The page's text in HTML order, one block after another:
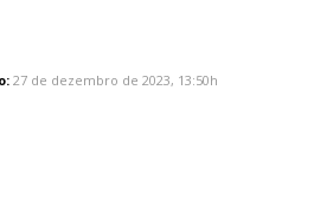
27 de dezembro de 2023, 13:50h